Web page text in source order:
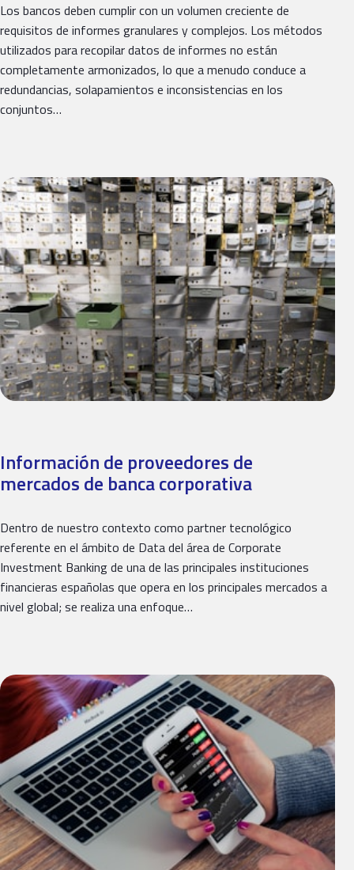
Los bancos deben cumplir con un volumen creciente de
requisitos de informes granulares y complejos. Los métodos
utilizados para recopilar datos de informes no están
completamente armonizados, lo que a menudo conduce a
redundancias, solapamientos e inconsistencias en los
conjuntos…
Información de proveedores de
mercados de banca corporativa
Dentro de nuestro contexto como partner tecnológico
referente en el ámbito de Data del área de Corporate
Investment Banking de una de las principales instituciones
financieras españolas que opera en los principales mercados a
nivel global; se realiza una enfoque…